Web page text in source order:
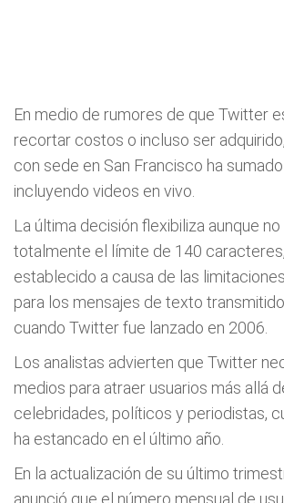
En medio de rumores de que Twitter
recortar costos o incluso ser
con sede en San Francisco ha
incluyendo videos en vivo.
La última decisión flexibiliza aunque no
totalmente el límite de 140
establecido a causa de las
para los mensajes de texto
cuando Twitter fue lanzado en 2006.
Los analistas advierten que Twitter
medios para atraer usuarios más allá
celebridades, políticos y periodistas,
ha estancado en el último año.
En la actualización de su último
anunció que el número mensual de